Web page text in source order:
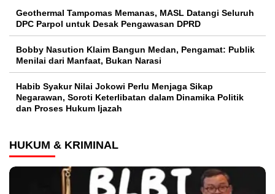
Geothermal Tampomas Memanas, MASL Datangi Seluruh
DPC Parpol untuk Desak Pengawasan DPRD
Bobby Nasution Klaim Bangun Medan, Pengamat: Publik
Menilai dari Manfaat, Bukan Narasi
Habib Syakur Nilai Jokowi Perlu Menjaga Sikap
Negarawan, Soroti Keterlibatan dalam Dinamika Politik
dan Proses Hukum Ijazah
HUKUM & KRIMINAL